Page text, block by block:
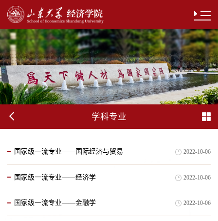
学科专业
国家级一流专业——国际经济与贸易 2022-10-06
国家级一流专业——经济学 2022-10-06
国家级一流专业——金融学 2022-10-06